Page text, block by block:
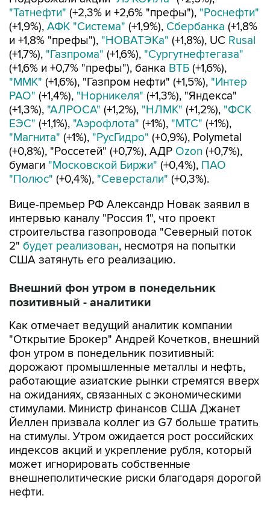
"Татнефти" (+2,3% и +2,6% "префы"), "Роснефти"
(+1,9%), АФК "Система" (+1,9%), Сбербанка (+1,8%
и +1,8% "префы"), "НОВАТЭКа" (+1,8%), UC Rusal
(+1,7%), "Газпрома" (+1,6%), "Сургутнефтегаза"
(+1,6% и +0,7% "префы"), банка ВТБ (+1,6%),
"ММК" (+1,6%), "Газпром нефти" (+1,5%), "Интер
РАО" (+1,4%), "Норникеля" (+1,3%), "Яндекса"
(+1,3%), "АЛРОСА" (+1,2%), "НЛМК" (+1,2%), "ФСК
ЕЭС" (+1,1%), "Аэрофлота" (+1%), "МТС" (+1%),
"Магнита" (+1%), "РусГидро" (+0,9%), Polymetal
(+0,8%), "Россетей" (+0,7%), АДР Ozon (+0,7%),
бумаги "Московской Биржи" (+0,4%), ПАО
"Полюс" (+0,4%), "Северстали" (+0,3%).
Вице-премьер РФ Александр Новак заявил в
интервью каналу "Россия 1", что проект
строительства газопровода "Северный поток
2" будет реализован, несмотря на попытки
США затянуть его реализацию.
Внешний фон утром в понедельник
позитивный - аналитики
Как отмечает ведущий аналитик компании
"Открытие Брокер" Андрей Кочетков, внешний
фон утром в понедельник позитивный:
дорожают промышленные металлы и нефть,
работающие азиатские рынки стремятся вверх
на ожиданиях, связанных с экономическими
стимулами. Министр финансов США Джанет
Йеллен призвала коллег из G7 больше тратить
на стимулы. Утром ожидается рост российских
индексов акций и укрепление рубля, который
может игнорировать собственные
внешнеполитические риски благодаря дорогой
нефти.